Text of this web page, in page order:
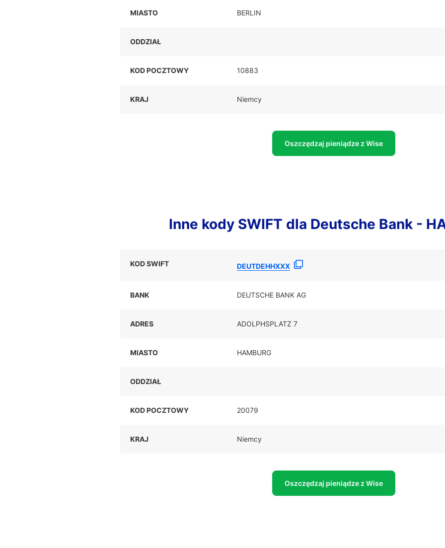
MIASTO BERLIN
ODDZIAŁ
KOD POCZTOWY 10883
KRAJ Niemcy
Oszczędzaj pieniądze z Wise
Inne kody SWIFT dla Deutsche Bank -
KOD SWIFT DEUTDEHHXXX
BANK DEUTSCHE BANK AG
ADRES ADOLPHSPLATZ 7
MIASTO HAMBURG
ODDZIAŁ
KOD POCZTOWY 20079
KRAJ Niemcy
Oszczędzaj pieniądze z Wise